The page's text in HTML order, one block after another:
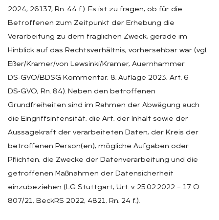
2024, 26137, Rn. 44 f.). Es ist zu fragen, ob für die
Betroffenen zum Zeitpunkt der Erhebung die
Verarbeitung zu dem fraglichen Zweck, gerade im
Hinblick auf das Rechtsverhältnis, vorhersehbar war (vgl.
Eßer/Kramer/von Lewsinki/Kramer, Auernhammer
DS‑GVO/BDSG Kommentar, 8. Auflage 2023, Art. 6
DS‑GVO, Rn. 84). Neben den betroffenen
Grundfreiheiten sind im Rahmen der Abwägung auch
die Eingriffsintensität, die Art, der Inhalt sowie der
Aussagekraft der verarbeiteten Daten, der Kreis der
betroffenen Person(en), mögliche Aufgaben oder
Pflichten, die Zwecke der Datenverarbeitung und die
getroffenen Maßnahmen der Datensicherheit
einzubeziehen (LG Stuttgart, Urt. v. 25.02.2022 – 17 O
807/21, BeckRS 2022, 4821, Rn. 24 f.).